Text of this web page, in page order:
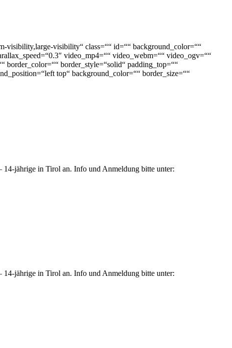
visibility,large-visibility“ class=““ id=““ background_color=““
video_mp4=““ video_webm=““ video_ogv=““
border_color=““ border_style=“solid“ padding_top=““
top“ background_color=““ border_size=““
14-jährige in Tirol an. Info und Anmeldung bitte unter:
14-jährige in Tirol an. Info und Anmeldung bitte unter: